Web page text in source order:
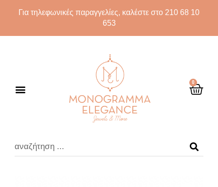
Για τηλεφωνικές παραγγελίες, καλέστε στο 210 68 10
653
0